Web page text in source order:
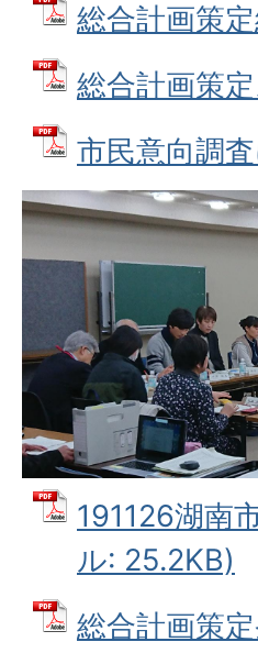
総合計画策
総合計画策
市民意向調
191126湖南
ル: 25.2KB)
総合計画策